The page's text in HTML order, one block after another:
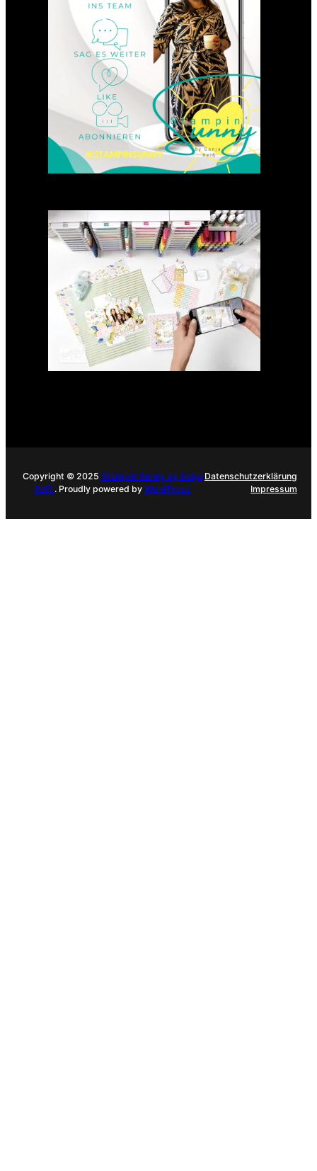
23. Januar 2025
GANZ NEU: Scrapbooking
Club 2025
21. Januar 2025
Copyright © 2025 Stampin‘ Sunny by Sanja
Reiß . Proudly powered by WordPress
Datenschutzerklärung
Impressum